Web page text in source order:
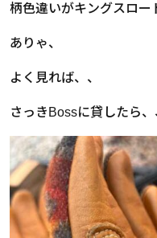
柄色違いがキングスロー
ありゃ、
よく見れば、、
さっきBossに貸したら、